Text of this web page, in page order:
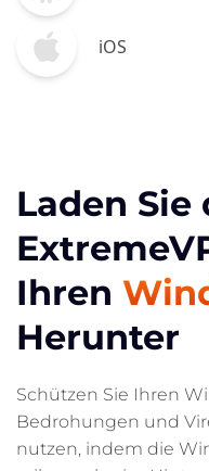
iOS
Laden Sie
Ihren
Herunter
Schützen Sie Ihren
Bedrohungen und
nutzen, indem die